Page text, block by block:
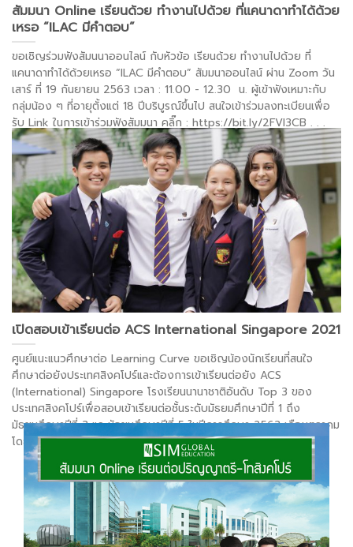
สัมมนา Online เรียนด้วย ทำงานไปด้วย ที่แคนาดาทำได้ด้วย
เหรอ “ILAC มีคำตอบ”
ขอเชิญร่วมฟังสัมนนาออนไลน์ กับหัวข้อ เรียนด้วย ทำงานไปด้วย ที่
แคนาดาทำได้ด้วยเหรอ “ILAC มีคำตอบ” สัมมนาออนไลน์ ผ่าน Zoom วัน
เสาร์ ที่ 19 กันยายน 2563 เวลา : 11.00 - 12.30 น. ผู้เข้าฟังเหมาะกับ
กลุ่มน้อง ๆ ที่อายุตั้งแต่ 18 ปีบริบูรณ์ขึ้นไป สนใจเข้าร่วมลงทะเบียนเพื่อ
รับ Link ในการเข้าร่วมฟังสัมมนา คลิ๊ก : https://bit.ly/2FVl3CB . . .
อ่านต่อ >
เปิดสอบเข้าเรียนต่อ ACS International Singapore 2021
ศูนย์แนะแนวศึกษาต่อ Learning Curve ขอเชิญน้องนักเรียนที่สนใจ
ศึกษาต่อยังประเทศสิงคโปร์และต้องการเข้าเรียนต่อยัง ACS
(International) Singapore โรงเรียนนานาชาติอันดับ Top 3 ของ
ประเทศสิงคโปร์เพื่อสอบเข้าเรียนต่อชั้นระดับมัธยมศึกษาปีที่ 1 ถึง
มัธยมศึกษาปีที่ 3 และมัธยมศึกษาปีที่ 5 ในปีการศึกษา 2563 เดือนตุลาคม
โดยมีรายละเอียดดังนี้